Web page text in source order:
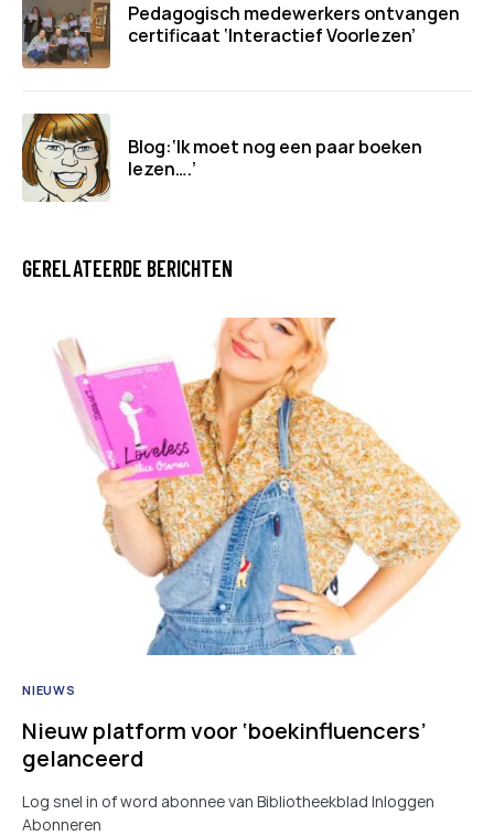
Pedagogisch medewerkers ontvangen
certificaat ‘Interactief Voorlezen’
Blog:‘Ik moet nog een paar boeken
lezen….’
GERELATEERDE BERICHTEN
NIEUWS
Nieuw platform voor ‘boekinfluencers’
gelanceerd
Log snel in of word abonnee van Bibliotheekblad Inloggen
Abonneren